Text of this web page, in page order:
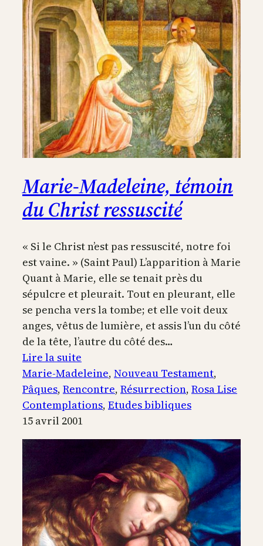
Marie-Madeleine, témoin
du Christ ressuscité
« Si le Christ n’est pas ressuscité, notre foi
est vaine. » (Saint Paul) L’apparition à Marie
Quant à Marie, elle se tenait près du
sépulcre et pleurait. Tout en pleurant, elle
se pencha vers la tombe; et elle voit deux
anges, vêtus de lumière, et assis l’un du côté
de la tête, l’autre du côté des…
Lire la suite
Marie-
Madeleine,
témoin
Christ
ressuscité
Marie-Madeleine, Nouveau Testament
Pâques, Rencontre, Résurrection, Rosa Lise
Contemplations, Etudes bibliques
15 avril 2001